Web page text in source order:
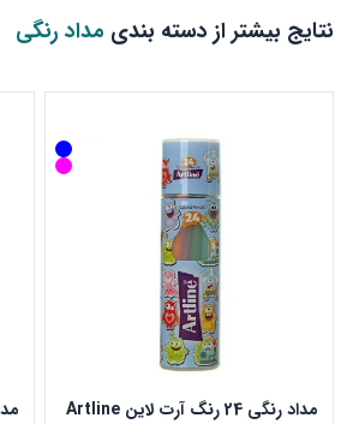
نتایج بیشتر از دسته بندی مداد رنگی
مداد رنگی 24 رنگ آرت لاین Artline